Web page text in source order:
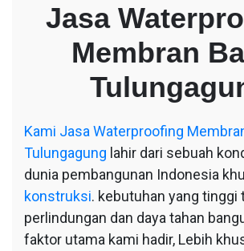
Jasa
Membran
Kami Jasa Waterproofing
Tulungagung lahir dari sebuah
dunia pembangunan Indonesia
konstruksi. kebutuhan yang tinggi
perlindungan dan daya tahan
faktor utama kami hadir, Lebih